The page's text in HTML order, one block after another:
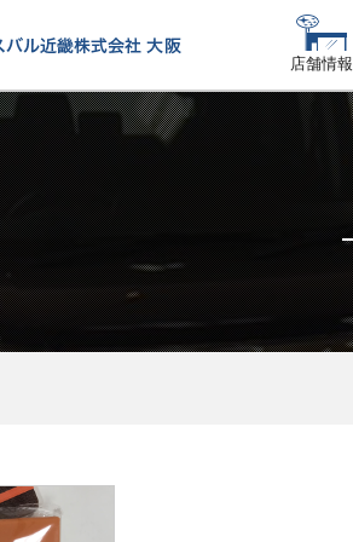
店舗情報
店舗情報 店舗一覧
地域でさがす
地図でさがす
試乗車でさがす
カーラインアップ
カーラインアップ一覧
乗用車
軽自動車
メンテナンス・サービス
メンテナンス・サービストップ
車検・定期点検をする
カーケアをする